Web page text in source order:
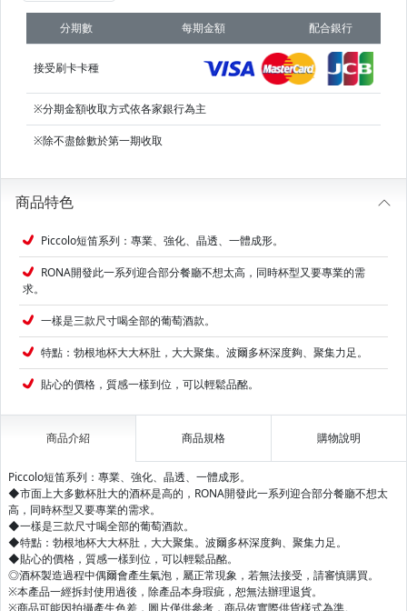
分期數 每期金額 配合銀行
接受刷卡卡種
※分期金額收取方式依各家銀行為主
※除不盡餘數於第一期收取
商品特色
Piccolo短笛系列：專業、強化、晶透、一體成形。
RONA開發此一系列迎合部分餐廳不想太高，同時杯型又要專業的需
求。
一樣是三款尺寸喝全部的葡萄酒款。
特點：勃根地杯大大杯肚，大大聚集。波爾多杯深度夠、聚集力足。
貼心的價格，質感一樣到位，可以輕鬆品酩。
商品介紹 商品規格 購物說明
Piccolo短笛系列：專業、強化、晶透、一體成形。
◆市面上大多數杯肚大的酒杯是高的，RONA開發此一系列迎合部分餐廳不想太
高，同時杯型又要專業的需求。
◆一樣是三款尺寸喝全部的葡萄酒款。
◆特點：勃根地杯大大杯肚，大大聚集。波爾多杯深度夠、聚集力足。
◆貼心的價格，質感一樣到位，可以輕鬆品酩。
◎酒杯製造過程中偶爾會產生氣泡，屬正常現象，若無法接受，請審慎購買。
※本產品一經拆封使用過後，除產品本身瑕疵，恕無法辦理退貨。